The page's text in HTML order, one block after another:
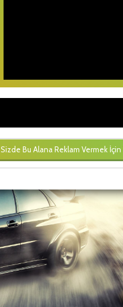
Sizde Bu Alana Reklam Vermek İçin